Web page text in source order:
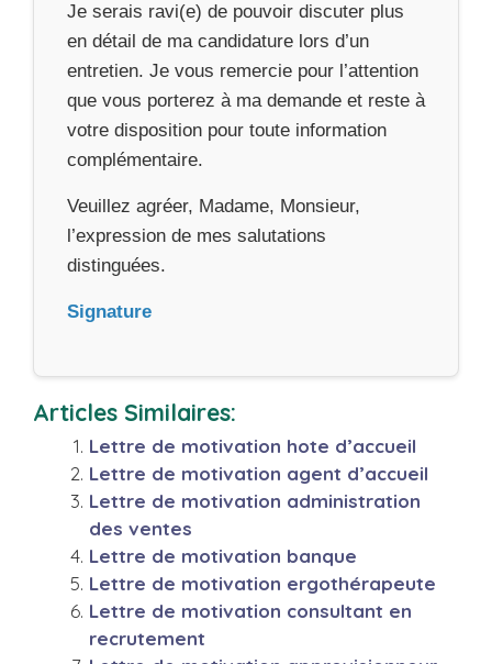
Je serais ravi(e) de pouvoir discuter plus
en détail de ma candidature lors d’un
entretien. Je vous remercie pour l’attention
que vous porterez à ma demande et reste à
votre disposition pour toute information
complémentaire.
Veuillez agréer, Madame, Monsieur,
l’expression de mes salutations
distinguées.
Signature
Articles Similaires:
Lettre de motivation hote d’accueil
Lettre de motivation agent d’accueil
Lettre de motivation administration
des ventes
Lettre de motivation banque
Lettre de motivation ergothérapeute
Lettre de motivation consultant en
recrutement